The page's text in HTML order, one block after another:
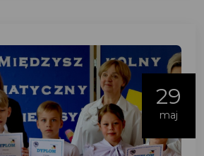
29
maj